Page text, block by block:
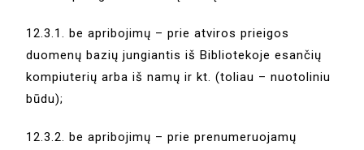
12.3.1. be apribojimų – prie atviros prieigos
duomenų bazių jungiantis iš Bibliotekoje esančių
kompiuterių arba iš namų ir kt. (toliau – nuotoliniu
būdu);
12.3.2. be apribojimų – prie prenumeruojamų